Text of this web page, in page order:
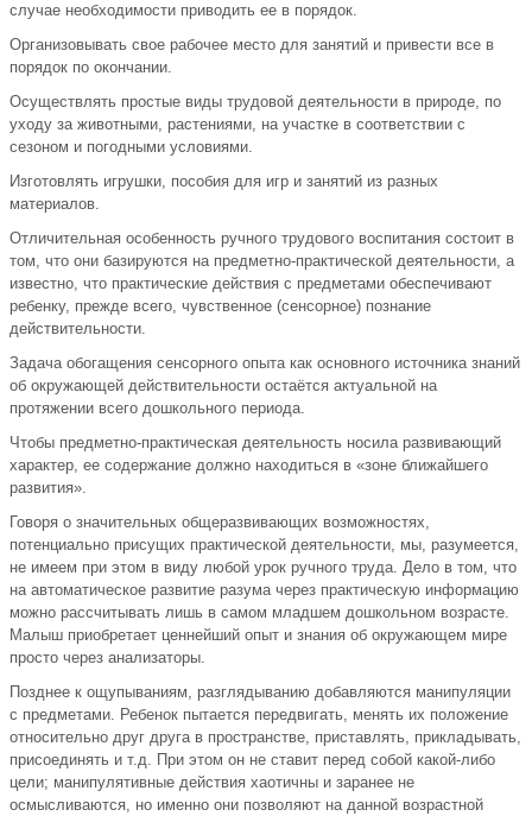
случае необходимости приводить ее в порядок.
Организовывать свое рабочее место для занятий и привести все в
порядок по окончании.
Осуществлять простые виды трудовой деятельности в природе, по
уходу за животными, растениями, на участке в соответствии с
сезоном и погодными условиями.
Изготовлять игрушки, пособия для игр и занятий из разных
материалов.
Отличительная особенность ручного трудового воспитания состоит в
том, что они базируются на предметно-практической деятельности, а
известно, что практические действия с предметами обеспечивают
ребенку, прежде всего, чувственное (сенсорное) познание
действительности.
Задача обогащения сенсорного опыта как основного источника знаний
об окружающей действительности остаётся актуальной на
протяжении всего дошкольного периода.
Чтобы предметно-практическая деятельность носила развивающий
характер, ее содержание должно находиться в «зоне ближайшего
развития».
Говоря о значительных общеразвивающих возможностях,
потенциально присущих практической деятельности, мы, разумеется,
не имеем при этом в виду любой урок ручного труда. Дело в том, что
на автоматическое развитие разума через практическую информацию
можно рассчитывать лишь в самом младшем дошкольном возрасте.
Малыш приобретает ценнейший опыт и знания об окружающем мире
просто через анализаторы.
Позднее к ощупываниям, разглядыванию добавляются манипуляции
с предметами. Ребенок пытается передвигать, менять их положение
относительно друг друга в пространстве, приставлять, прикладывать,
присоединять и т.д. При этом он не ставит перед собой какой-либо
цели; манипулятивные действия хаотичны и заранее не
осмысливаются, но именно они позволяют на данной возрастной